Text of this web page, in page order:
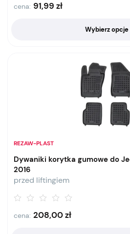
cena: 91,99 zł
Wybierz opcje
REZAW-PLAST
Dywaniki korytka gumowe do
2016
przed liftingiem
cena: 208,00zł